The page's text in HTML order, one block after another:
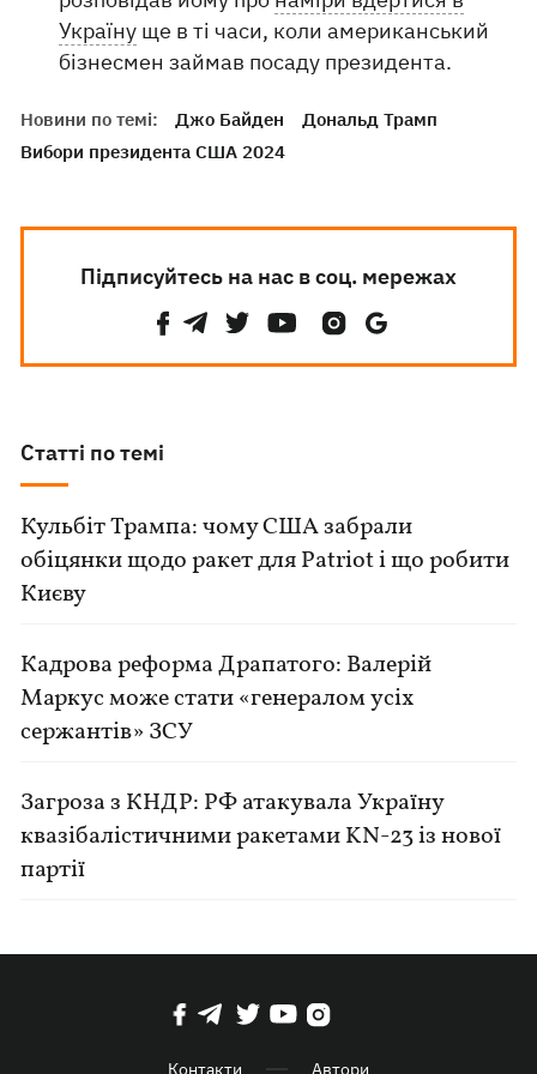
Україну ще в ті часи, коли американський
бізнесмен займав посаду президента.
Новини по темі: Джо Байден
Дональд Трамп
Вибори президента США 2024
Підписуйтесь на нас в соц. мережах
Статті по темі
Кульбіт Трампа: чому США забрали
обіцянки щодо ракет для Patriot і що робити
Києву
Кадрова реформа Драпатого: Валерій
Маркус може стати «генералом усіх
сержантів» ЗСУ
Загроза з КНДР: РФ атакувала Україну
квазібалістичними ракетами KN-23 із нової
партії
Контакти Автори